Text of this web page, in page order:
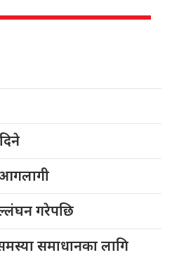
आगलागी
गरेपछि
समाधानका लागि